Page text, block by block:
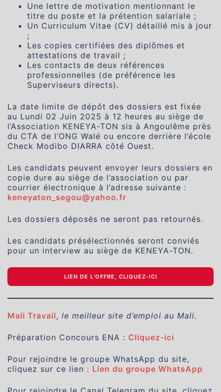
Une lettre de motivation mentionnant le
titre du poste et la prétention salariale ;
Un Curriculum Vitae (CV) détaillé mis à jour
;
Les copies certifiées des diplômes et
attestations de travail ;
Les contacts de deux références
professionnelles (de préférence les
Superviseurs directs).
La date limite de dépôt des dossiers est fixée
au Lundi 02 Juin 2025 à 12 heures au siège de
l’Association KENEYA-TON sis à Angoulême près
du CTA de l’ONG Walé ou encore derrière l’école
Check Modibo DIARRA côté Ouest.
Les candidats peuvent envoyer leurs dossiers en
copie dure au siège de l’association ou par
courrier électronique à l’adresse suivante :
keneyaton_segou@yahoo.fr
Les dossiers déposés ne seront pas retournés.
Les candidats présélectionnés seront conviés
pour un interview au siège de KENEYA-TON.
LIEN DE L’OFFRE, CLIQUEZ-ICI
Mali Travail, le meilleur site d’emploi au Mali.
Préparation Concours ENA : Cliquez-ici
Pour rejoindre le groupe WhatsApp du site,
cliquez sur ce lien : Lien du groupe WhatsApp